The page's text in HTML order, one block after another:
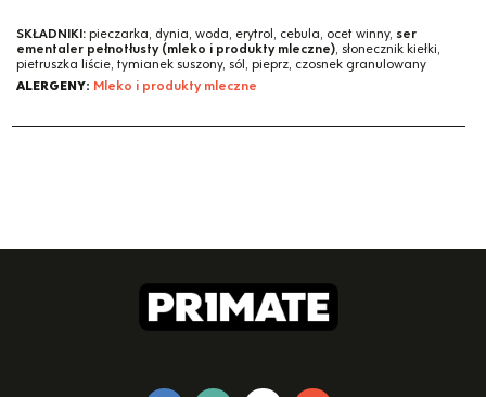
SKŁADNIKI: pieczarka, dynia, woda, erytrol, cebula, ocet winny, ser
ementaler pełnotłusty (mleko i produkty mleczne), słonecznik kiełki,
pietruszka liście, tymianek suszony, sól, pieprz, czosnek granulowany
ALERGENY: Mleko i produkty mleczne